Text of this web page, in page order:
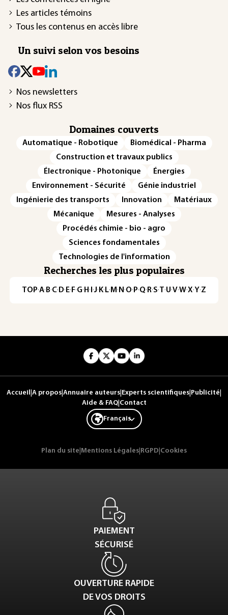
Les articles témoins
Tous les contenus en accès libre
Un suivi selon vos besoins
Nos newsletters
Nos flux RSS
Domaines couverts
Automatique - Robotique
Biomédical - Pharma
Construction et travaux publics
Électronique - Photonique
Énergies
Environnement - Sécurité
Génie industriel
Ingénierie des transports
Innovation
Matériaux
Mécanique
Mesures - Analyses
Procédés chimie - bio - agro
Sciences fondamentales
Technologies de l'information
Recherches les plus populaires
TOP·A·B·C· D· E· F·G· H · ·J· K· L· M · N ·O· P·Q· R·S·T·U·V·W·X·Y·Z
Accueil A propos Annuaire auteurs Experts scientifiques Publicité
Aide & FAQ| Contact
Français
Plan du site Mentions Légales RGPD Cookies
PAIEMENT
SÉCURISÉ
OUVERTURE RAPIDE
DE VOS DROITS